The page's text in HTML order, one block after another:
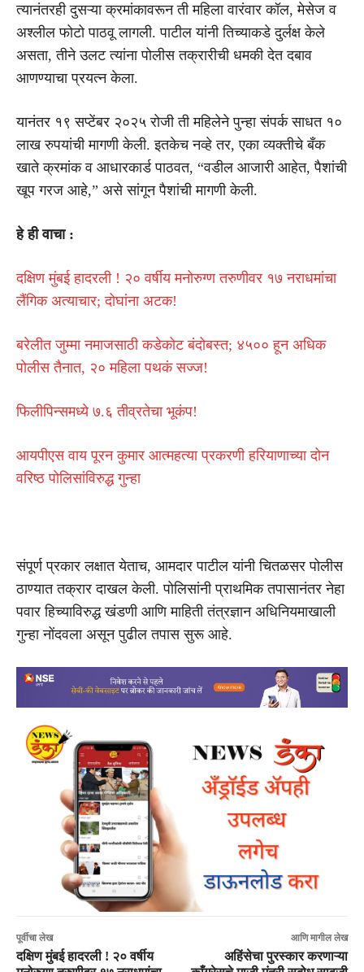
त्यानंतरही दुसऱ्या क्रमांकावरून ती महिला वारंवार कॉल, मेसेज व
अश्लील फोटो पाठवू लागली. पाटील यांनी तिच्याकडे दुर्लक्ष केले
असता, तीने उलट त्यांना पोलीस तक्रारीची धमकी देत दबाव
आणण्याचा प्रयत्न केला.
यानंतर १९ सप्टेंबर २०२५ रोजी ती महिलेने पुन्हा संपर्क साधत १०
लाख रुपयांची मागणी केली. इतकेच नव्हे तर, एका व्यक्तीचे बँक
खाते क्रमांक व आधारकार्ड पाठवत, “वडील आजारी आहेत, पैशांची
खूप गरज आहे,” असे सांगून पैशांची मागणी केली.
हे ही वाचा :
दक्षिण मुंबई हादरली ! २० वर्षीय मनोरुग्ण तरुणीवर १७ नराधमांचा
लैंगिक अत्याचार; दोघांना अटक!
बरेलीत जुम्मा नमाजसाठी कडेकोट बंदोबस्त; ४५०० हून अधिक
पोलीस तैनात, २० महिला पथकं सज्ज!
फिलीपिन्समध्ये ७.६ तीव्रतेचा भूकंप!
आयपीएस वाय पूरन कुमार आत्महत्या प्रकरणी हरियाणाच्या दोन
वरिष्ठ पोलिसांविरुद्ध गुन्हा
संपूर्ण प्रकार लक्षात येताच, आमदार पाटील यांनी चितळसर पोलीस
ठाण्यात तक्रार दाखल केली. पोलिसांनी प्राथमिक तपासानंतर नेहा
पवार हिच्याविरुद्ध खंडणी आणि माहिती तंत्रज्ञान अधिनियमाखाली
गुन्हा नोंदवला असून पुढील तपास सुरू आहे.
पूर्वीचा लेख
दक्षिण मुंबई हादरली ! २० वर्षीय
आणि मागील लेख
अहिंसेचा पुरस्कार करणाऱ्या